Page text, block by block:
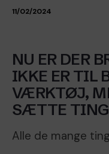
11/02/2024
NU ER DER
IKKE ER TIL
VÆRKTØJ,
SÆTTE TING
Alle de mange